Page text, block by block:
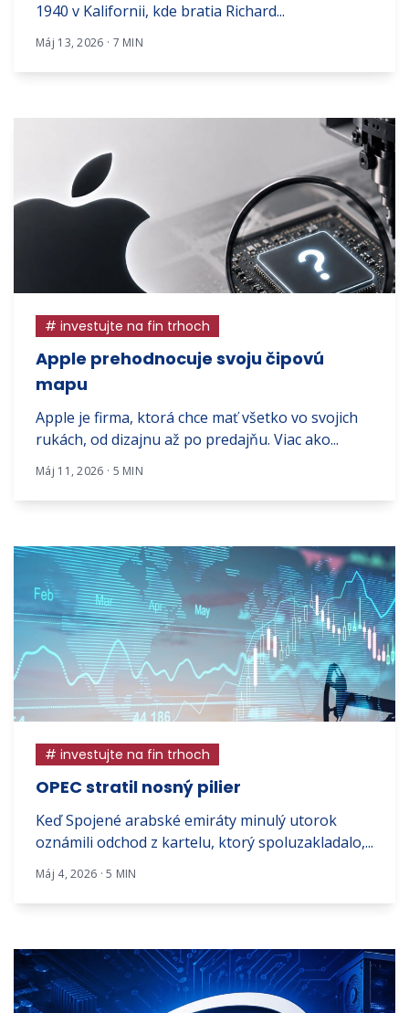
1940 v Kalifornii, kde bratia Richard...
Máj 13, 2026 · 7 MIN
# investujte na fin trhoch
Apple prehodnocuje svoju čipovú
mapu
Apple je firma, ktorá chce mať všetko vo svojich
rukách, od dizajnu až po predajňu. Viac ako...
Máj 11, 2026 · 5 MIN
# investujte na fin trhoch
OPEC stratil nosný pilier
Keď Spojené arabské emiráty minulý utorok
oznámili odchod z kartelu, ktorý spoluzakladalo,...
Máj 4, 2026 · 5 MIN